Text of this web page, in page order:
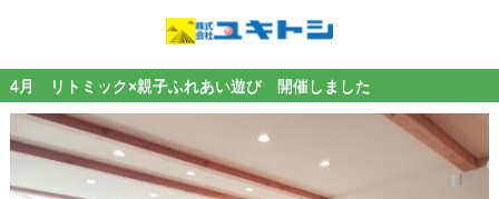
4月 リトミック×親子ふれあい遊び 開催しました